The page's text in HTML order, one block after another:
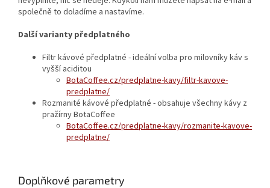
společně to doladíme a nastavíme.
Další varianty předplatného
Filtr kávové předplatné - ideální volba pro milovníky káv s
vyšší aciditou
BotaCoffee.cz/predplatne-kavy/filtr-kavove-
predplatne/
Rozmanité kávové předplatné - obsahuje všechny kávy z
pražírny BotaCoffee
BotaCoffee.cz/predplatne-kavy/rozmanite-kavove-
predplatne/
Doplňkové parametry